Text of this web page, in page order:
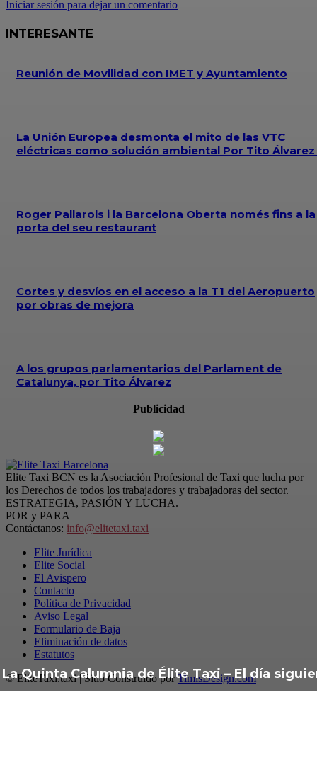
La Quinta Calumnia de Élite Taxi – El día
Iniciar sesión para dejar un comentario
INTERESANTE
Reunión de Movilidad con IMET y Ayuntamiento
La Unión Europea desmonta el mito de las VTC
eléctricas como solución ambiental Por Tito Álvarez
Roger Pallarols i la Barcelona Oberta només fins a la
porta del seu restaurant
Cortes y desvíos en el acceso a la T1 del Aeropuerto
por obras de mejora
A los grupos parlamentarios del Parlament de
Catalunya, por Tito Álvarez
Publicidad
Elite Taxi BCN es la Asociación Profesional de Taxi que lucha por
los Derechos de todos los trabajadores y trabajadoras del sector.
ESTRATEGIA, PASIÓN Y LUCHA.
POR y PARA
Contáctanos: info@elitetaxi.taxi
Elite Jurídica
Elite Social
El Avispero
Contacto
Política de Privacidad
Aviso Legal
Formulario de Baja
Eliminación de datos
Estatutos
© EliteTaxi.taxi | Sitio Construido porTimisDesign.com